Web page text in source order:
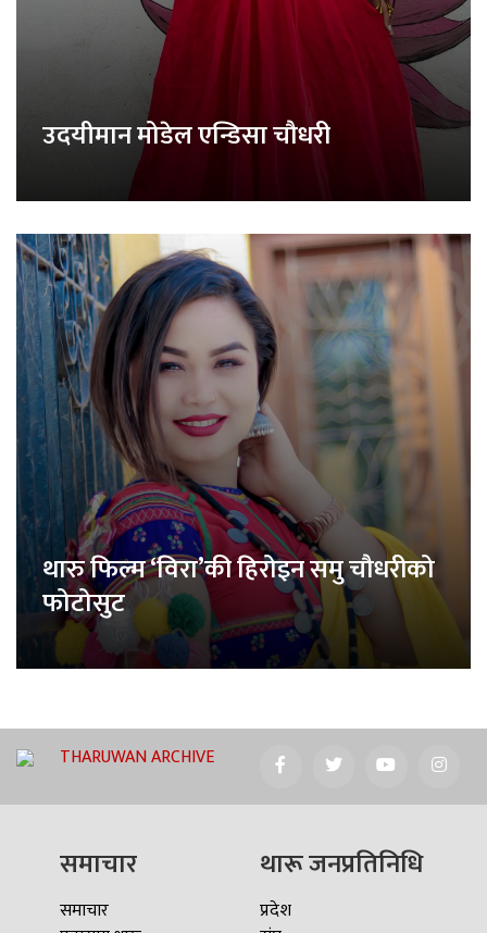
उदयीमान मोडेल एन्डिसा चौधरी
थारु फिल्म ‘विरा’की हिरोइन समु चौधरीको
फोटोसुट
THARUWAN ARCHIVE
समाचार
समाचार
थारू जनप्रतिनिधि
प्रदेश